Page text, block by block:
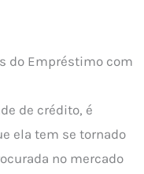
do Empréstimo com
de crédito, é
ela tem se tornado
no mercado